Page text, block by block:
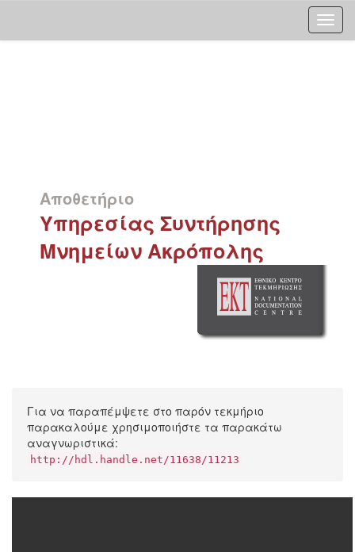
Αποθετήριο
Υπηρεσίας Συντήρησης
Μνημείων Ακρόπολης
Για να παραπέμψετε στο παρόν τεκμήριο
παρακαλούμε χρησιμοποιήστε τα παρακάτω
αναγνωριστικά:
http://hdl.handle.net/11638/11213